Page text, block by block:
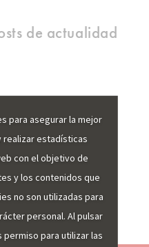
de actualidad
para asegurar la mejor
realizar estadísticas
con el objetivo de
y los contenidos que
no son utilizadas para
personal. Al pulsar
para utilizar las